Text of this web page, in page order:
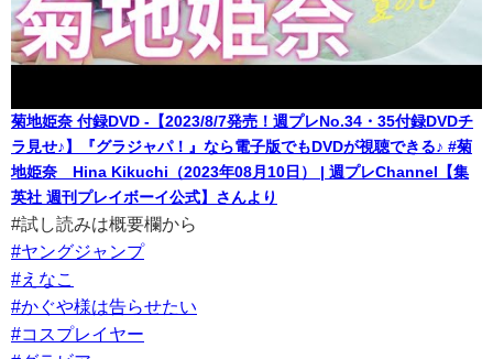
菊地姫奈 付録DVD -【2023/8/7発売！週プレNo.34・35付録DVDチ
ラ見せ♪】『グラジャパ！』なら電子版でもDVDが視聴できる♪ #菊
地姫奈 Hina Kikuchi（2023年08月10日） | 週プレChannel【集
英社 週刊プレイボーイ公式】さんより
#試し読みは概要欄から
#ヤングジャンプ
#えなこ
#かぐや様は告らせたい
#コスプレイヤー